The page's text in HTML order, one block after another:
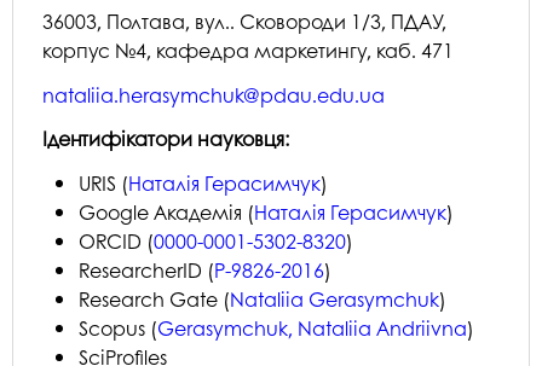
36003, Полтава, вул.. Сковороди 1/3, ПДАУ,
корпус №4, кафедра маркетингу, каб. 471
nataliia.herasymchuk@pdau.edu.ua
Ідентифікатори науковця:
URIS (Наталія Герасимчук)
Google Академія (Наталія Герасимчук)
ORCID (0000-0001-5302-8320)
ResearcherID (P-9826-2016)
Research Gate (Nataliia Gerasymchuk)
Scopus (Gerasymchuk, Nataliia Andriivna)
SciProfiles